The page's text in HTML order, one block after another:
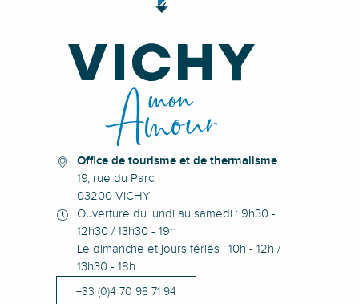
Office de tourisme et de thermalisme
19, rue du Parc.
03200 VICHY
Ouverture du lundi au samedi : 9h30 -
12h30 / 13h30 - 19h
Le dimanche et jours fériés : 10h - 12h /
13h30 - 18h
+33 (0)4 70 98 71 94